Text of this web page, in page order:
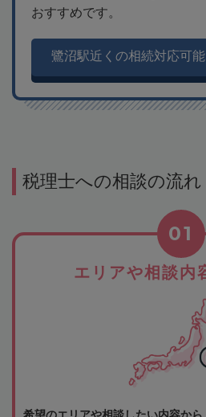
おすすめです。
鷺沼駅近くの相続対応可
税理士への相談の流れ
エリアや相談内
01
希望のエリアや相談したい内容から